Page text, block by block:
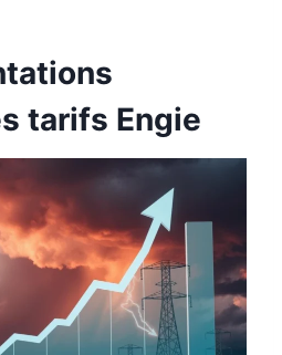
tarifs Engie